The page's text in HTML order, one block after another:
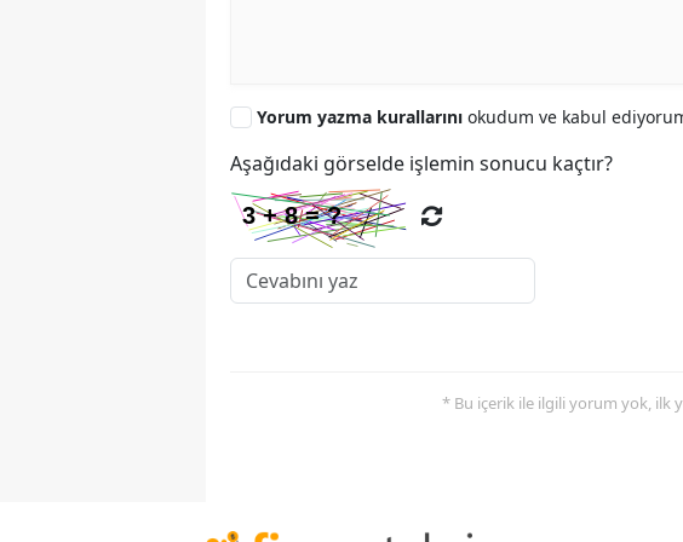
Yorum yazma kurallarını okudum ve kabul
Aşağıdaki görselde işlemin sonucu kaçtır?
* Bu içerik ile ilgili yorum yok, ilk